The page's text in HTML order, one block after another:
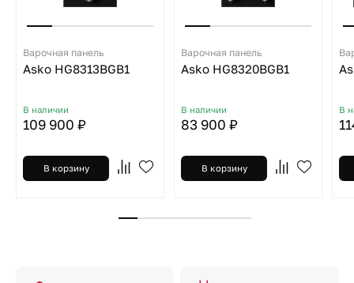
Варочная панель
Asko HG8313BGB1
В наличии
109 900 ₽
В корзину
Варочная панель
Asko HG8320BGB1
В наличии
83 900 ₽
В корзину
В